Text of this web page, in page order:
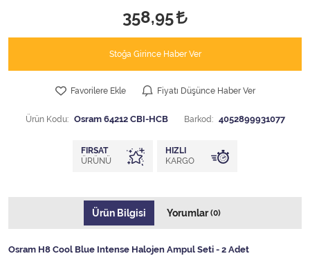
358,95
Stoğa Girince Haber Ver
Favorilere Ekle Fiyatı Düşünce Haber Ver
Ürün Kodu: Osram 64212 CBI-HCB Barkod: 4052899931077
FIRSAT
ÜRÜNÜ
HIZLI
KARGO
Ürün Bilgisi Yorumlar(0)
Osram H8 Cool Blue Intense Halojen Ampul Seti - 2 Adet